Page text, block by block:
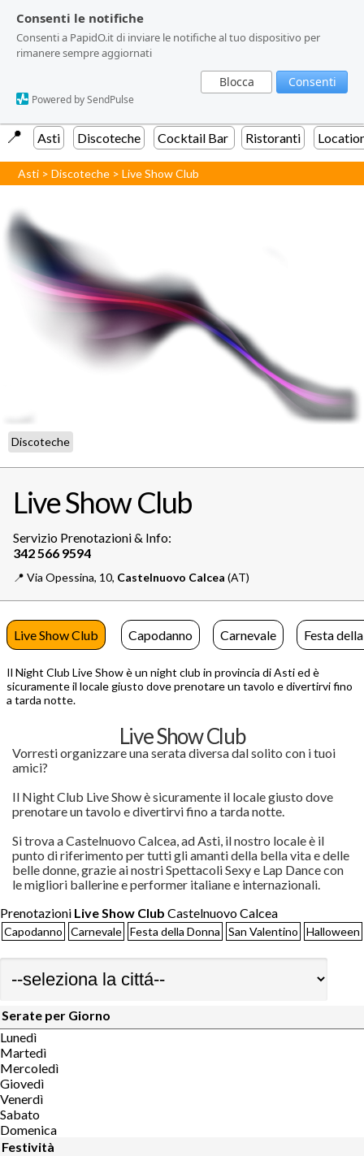
Consenti le notifiche
Consenti a PapidO.it di inviare le notifiche al tuo dispositivo per
rimanere sempre aggiornati
Blocca Consenti
Powered by SendPulse
Consenti le notifiche
Consenti a PapidO.it di inviare le notifiche al tuo dispositivo per
rimanere sempre aggiornati
Blocca Consenti
Powered by SendPulse
📍️ Asti Discoteche Cocktail Bar Ristoranti
Asti >Discoteche >Live Show Club
Discoteche
Live Show Club
Servizio Prenotazioni & Info:
📍️ Via Opessina, 10, Castelnuovo Calcea (AT)
Live Show Club Capodanno Carnevale Festa
Il Night Club Live Show è un night club in provincia di Asti ed è
sicuramente il locale giusto dove prenotare un tavolo e divertirvi fino
a tarda notte.
Live Show Club
Vorresti organizzare una serata diversa dal solito con i tuoi
amici?
Il Night Club Live Show è sicuramente il locale giusto dove
prenotare un tavolo e divertirvi fino a tarda notte.
Si trova a Castelnuovo Calcea, ad Asti, il nostro locale è il
punto di riferimento per tutti gli amanti della bella vita e delle
belle donne, grazie ai nostri Spettacoli Sexy e Lap Dance con
le migliori ballerine e performer italiane e internazionali.
Prenotazioni Live Show Club Castelnuovo Calcea
Capodanno Carnevale Festa della Donna San Valentino Halloween
Serate per Giorno
Lunedì
Martedì
Mercoledì
Giovedì
Venerdì
Sabato
Domenica
Festività